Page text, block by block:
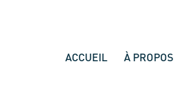
ACCUEIL À PROPOS